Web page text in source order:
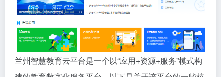
兰州智慧教育云平台‌是一个以“应用+资源+服务”模式构